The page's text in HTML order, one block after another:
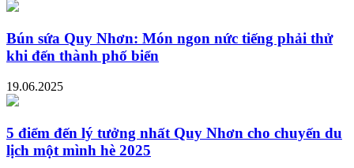
Bún sứa Quy Nhơn: Món ngon nức tiếng phải thử
khi đến thành phố biển
19.06.2025
5 điểm đến lý tưởng nhất Quy Nhơn cho chuyến du
lịch một mình hè 2025